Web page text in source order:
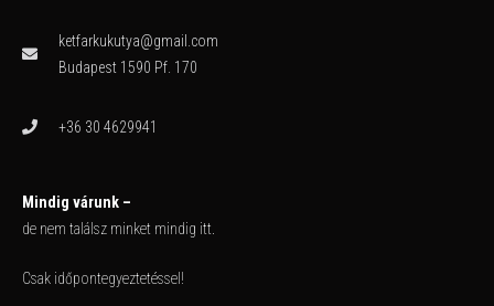
ketfarkukutya@gmail.com
Budapest 1590 Pf. 170
+36 30 4629941
Mindig várunk –
de nem találsz minket mindig itt.
Csak időpontegyeztetéssel!